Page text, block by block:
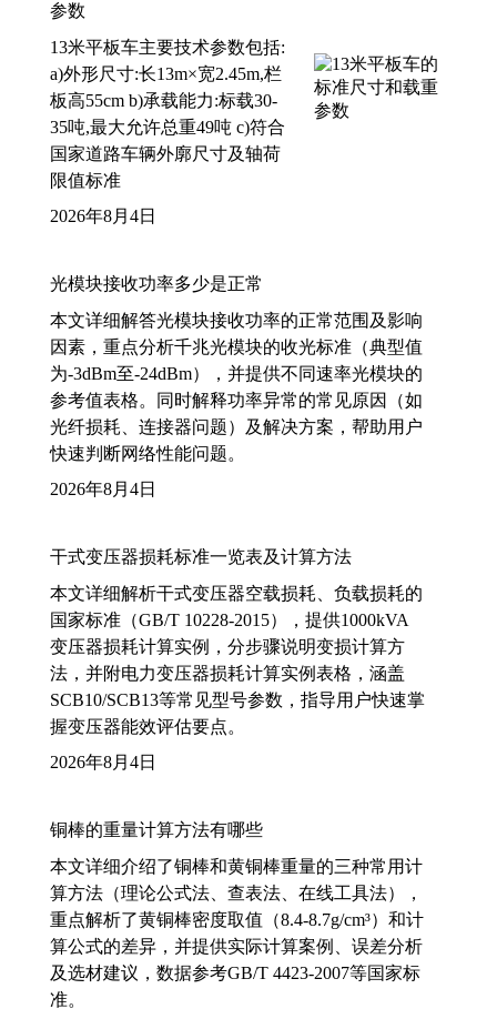
参数
13米平板车主要技术参数包括:
a)外形尺寸:长13m×宽2.45m,栏
板高55cm b)承载能力:标载30-
35吨,最大允许总重49吨 c)符合
国家道路车辆外廓尺寸及轴荷
限值标准
2026年8月4日
光模块接收功率多少是正常
本文详细解答光模块接收功率的正常范围及影响
因素，重点分析千兆光模块的收光标准（典型值
为-3dBm至-24dBm），并提供不同速率光模块的
参考值表格。同时解释功率异常的常见原因（如
光纤损耗、连接器问题）及解决方案，帮助用户
快速判断网络性能问题。
2026年8月4日
干式变压器损耗标准一览表及计算方法
本文详细解析干式变压器空载损耗、负载损耗的
国家标准（GB/T 10228-2015），提供1000kVA
变压器损耗计算实例，分步骤说明变损计算方
法，并附电力变压器损耗计算实例表格，涵盖
SCB10/SCB13等常见型号参数，指导用户快速掌
握变压器能效评估要点。
2026年8月4日
铜棒的重量计算方法有哪些
本文详细介绍了铜棒和黄铜棒重量的三种常用计
算方法（理论公式法、查表法、在线工具法），
重点解析了黄铜棒密度取值（8.4-8.7g/cm³）和计
算公式的差异，并提供实际计算案例、误差分析
及选材建议，数据参考GB/T 4423-2007等国家标
准。